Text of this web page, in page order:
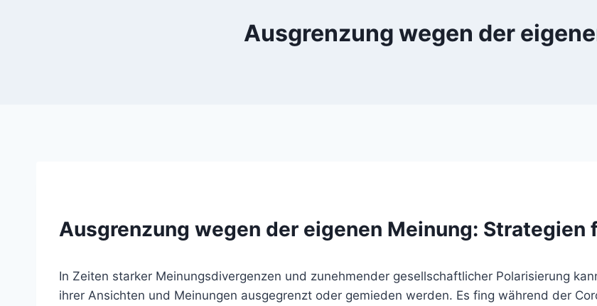
Ausgrenzung wegen der
Ausgrenzung wegen der eigenen Meinung: Strategien
In Zeiten starker Meinungsdivergenzen und zunehmender gesellschaftlicher Polarisierung
ihrer Ansichten und Meinungen ausgegrenzt oder gemieden werden. Es fing während der